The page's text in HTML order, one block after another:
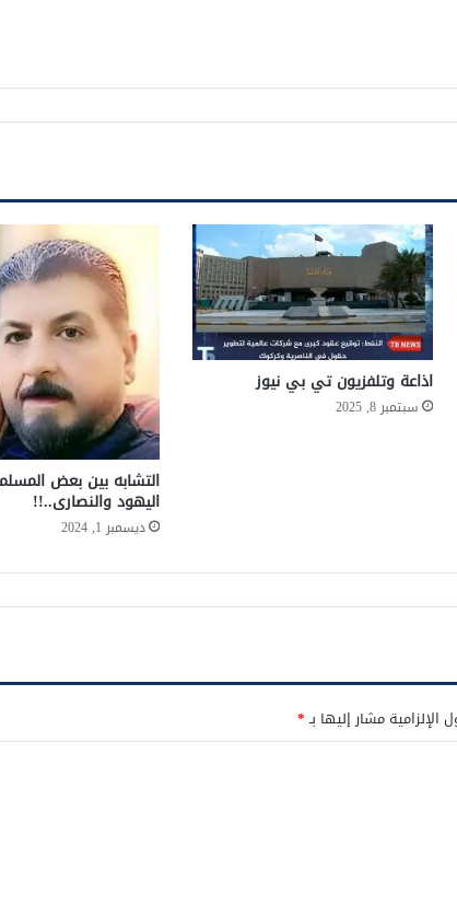
اذاعة وتلفزيون تي بي نيوز
سبتمبر 8, 2025
التشابه بين بعض
اليهود والنصارى..!!
ديسمبر 1, 2024
الإلزامية مشار إليها بـ*